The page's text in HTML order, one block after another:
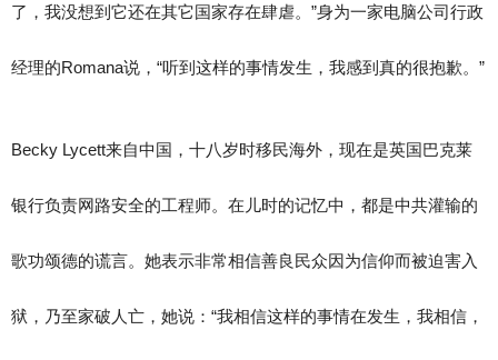
了，我没想到它还在其它国家存在肆虐。”身为一家电脑公司行政
经理的Romana说，“听到这样的事情发生，我感到真的很抱歉。”
Becky Lycett来自中国，十八岁时移民海外，现在是英国巴克莱
银行负责网路安全的工程师。在儿时的记忆中，都是中共灌输的
歌功颂德的谎言。她表示非常相信善良民众因为信仰而被迫害入
狱，乃至家破人亡，她说：“我相信这样的事情在发生，我相信，